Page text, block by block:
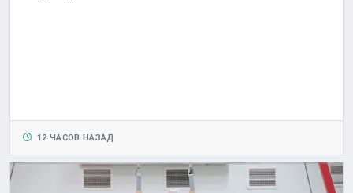
12 ЧАСОВ НАЗАД